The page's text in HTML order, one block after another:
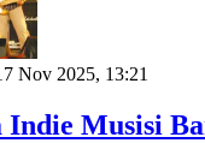
Nov 2025, 13:21
Indie Musisi